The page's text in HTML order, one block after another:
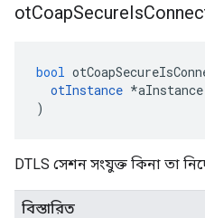
otCoapSecureIs
bool
otInstance *aInstance
)
DTLS সেশন সংযুক্ত কিনা তা
বিস্তারিত